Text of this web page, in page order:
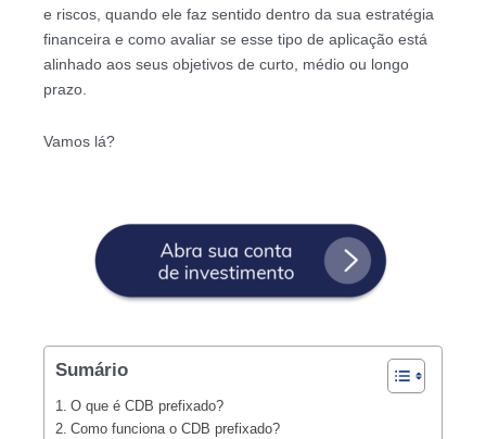
e riscos, quando ele faz sentido dentro da sua estratégia
financeira e como avaliar se esse tipo de aplicação está
alinhado aos seus objetivos de curto, médio ou longo
prazo.
Vamos lá?
Sumário
O que é CDB prefixado?
Como funciona o CDB prefixado?